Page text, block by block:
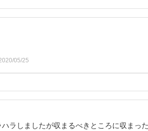
05/25
ラしましたが収まるべきところに収まっ